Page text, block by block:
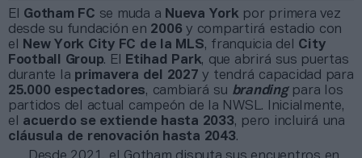
El Gotham FC se muda a Nueva York por primera vez
desde su fundación en 2006y compartirá estadio con
el
New York City FC de la MLS, franquicia del City
Football Group. El Etihad Park, que abrirá sus puertas
durante la primavera del 2027 y tendrá capacidad para
25.000 espectadores, cambiará su branding para los
partidos del actual campeón de la NWSL. Inicialmente,
el acuerdo se extiende hasta 2033, pero incluirá una
cláusula de renovación hasta 2043.